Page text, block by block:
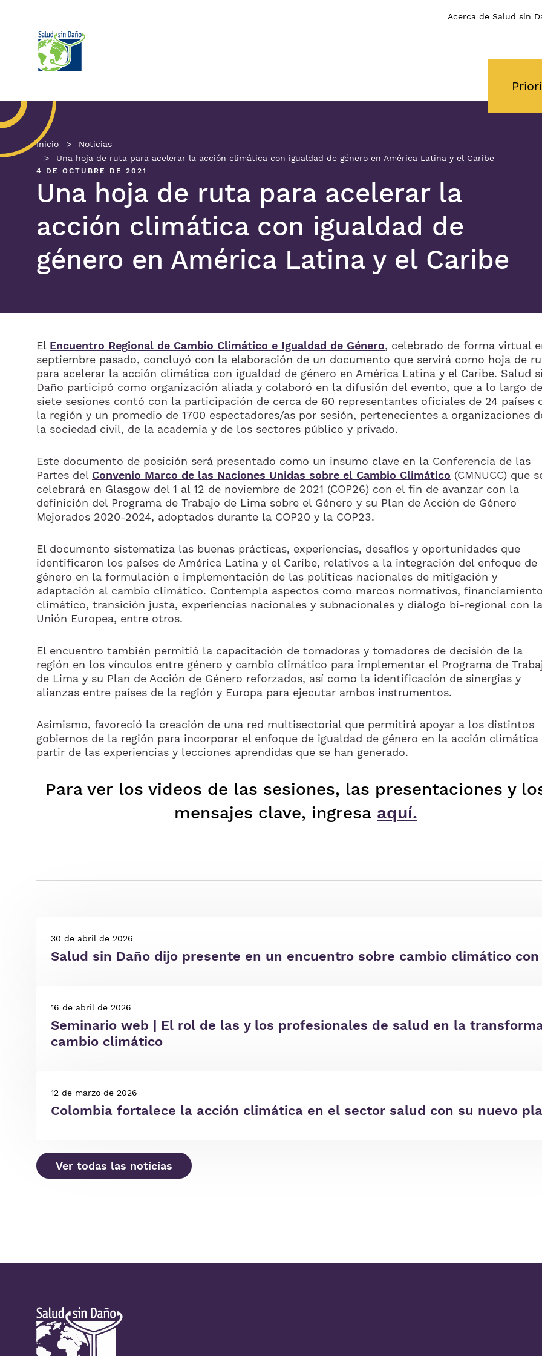
Acerca de Salud sin
Inicio
Noticias
Una hoja de ruta para acelerar la acción climática con igualdad de género en América Latina y el Caribe
4 DE OCTUBRE DE 2021
Una hoja de ruta para acelerar la
acción climática con igualdad de
género en América Latina y el Caribe
El Encuentro Regional de Cambio Climático e Igualdad de Género, celebrado de forma virtual
septiembre pasado, concluyó con la elaboración de un documento que servirá como hoja de
para acelerar la acción climática con igualdad de género en América Latina y el Caribe. Salud
Daño participó como organización aliada y colaboró en la difusión del evento, que a lo largo de
siete sesiones contó con la participación de cerca de 60 representantes oficiales de 24 países
la región y un promedio de 1700 espectadores/as por sesión, pertenecientes a organizaciones
la sociedad civil, de la academia y de los sectores público y privado.
Este documento de posición será presentado como un insumo clave en la Conferencia de las
Partes del Convenio Marco de las Naciones Unidas sobre el Cambio Climático (CMNUCC) que
celebrará en Glasgow del 1 al 12 de noviembre de 2021 (COP26) con el fin de avanzar con la
definición del Programa de Trabajo de Lima sobre el Género y su Plan de Acción de Género
Mejorados 2020-2024, adoptados durante la COP20 y la COP23.
El documento sistematiza las buenas prácticas, experiencias, desafíos y oportunidades que
identificaron los países de América Latina y el Caribe, relativos a la integración del enfoque de
género en la formulación e implementación de las políticas nacionales de mitigación y
adaptación al cambio climático. Contempla aspectos como marcos normativos, financiamiento
climático, transición justa, experiencias nacionales y subnacionales y diálogo bi-regional con la
Unión Europea, entre otros.
El encuentro también permitió la capacitación de tomadoras y tomadores de decisión de la
región en los vínculos entre género y cambio climático para implementar el Programa de
de Lima y su Plan de Acción de Género reforzados, así como la identificación de sinergias y
alianzas entre países de la región y Europa para ejecutar ambos instrumentos.
Asimismo, favoreció la creación de una red multisectorial que permitirá apoyar a los distintos
gobiernos de la región para incorporar el enfoque de igualdad de género en la acción climática
partir de las experiencias y lecciones aprendidas que se han generado.
Para ver los videos de las sesiones, las presentaciones y
mensajes clave, ingresa aquí.
30 de abril de 2026
Salud sin Daño dijo presente en un encuentro sobre cambio climático
16 de abril de 2026
Seminario web | El rol de las y los profesionales de salud en la
cambio climático
12 de marzo de 2026
Colombia fortalece la acción climática en el sector salud con su nuevo
Ver todas las noticias